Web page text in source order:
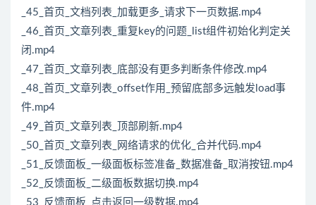
_45_首页_文档列表_加载更多_请求下一页数据.mp4
_46_首页_文章列表_重复key的问题_list组件初始化判定关
闭.mp4
_47_首页_文章列表_底部没有更多判断条件修改.mp4
_48_首页_文章列表_offset作用_预留底部多远触发load事
件.mp4
_49_首页_文章列表_顶部刷新.mp4
_50_首页_文章列表_网络请求的优化_合并代码.mp4
_51_反馈面板_一级面板标签准备_数据准备_取消按钮.mp4
_52_反馈面板_二级面板数据切换.mp4
_53_反馈面板_点击返回一级数据.mp4